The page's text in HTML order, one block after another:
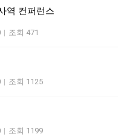
역 컨퍼런스
| 조회 471
| 조회 1125
| 조회 1199